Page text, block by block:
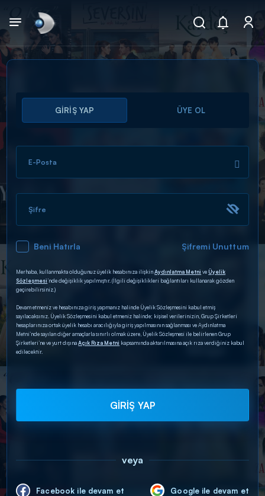
Arama
ARAMA SONUÇLARI
DİĞER SONUÇLAR
GİRİŞ YAP ÜYE OL
E-Posta
Şifre
Beni Hatırla Şifremi Unuttum
Merhaba, kullanmakta olduğunuz üyelik hesabınıza ilişkinAydınlatma Metni veÜyelik
Sözleşmesi’nde değişiklik yapılmıştır. (İlgili değişiklikleri bağlantıları kullanarak gözden
geçirebilirsiniz.)
Devam etmeniz ve hesabınıza giriş yapmanız halinde Üyelik Sözleşmesini kabul etmiş
sayılacaksınız. Üyelik Sözleşmesini kabul etmeniz halinde; kişisel verilerinizin, Grup Şirketleri
hesaplarınıza ortak üyelik hesabı aracılığıyla giriş yapılmasının sağlanması ve Aydınlatma
Metni’nde sayılan diğer amaçlarla sınırlı olmak üzere, Üyelik Sözleşmesi ile belirlenen Grup
Şirketleri’ne ve yurt dışınaAçık Rıza Metni kapsamında aktarılmasına açık rıza verdiğiniz kabul
edilecektir.
GİRİŞ YAP
veya
Facebook ile devam et Google ile devam et